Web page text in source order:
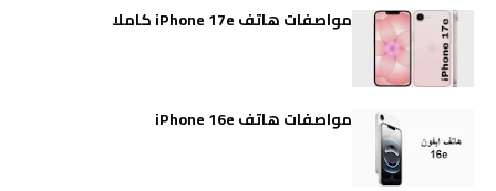
مواصفات هاتف iPhone 17e كاملا
مواصفات هاتف iPhone 16e